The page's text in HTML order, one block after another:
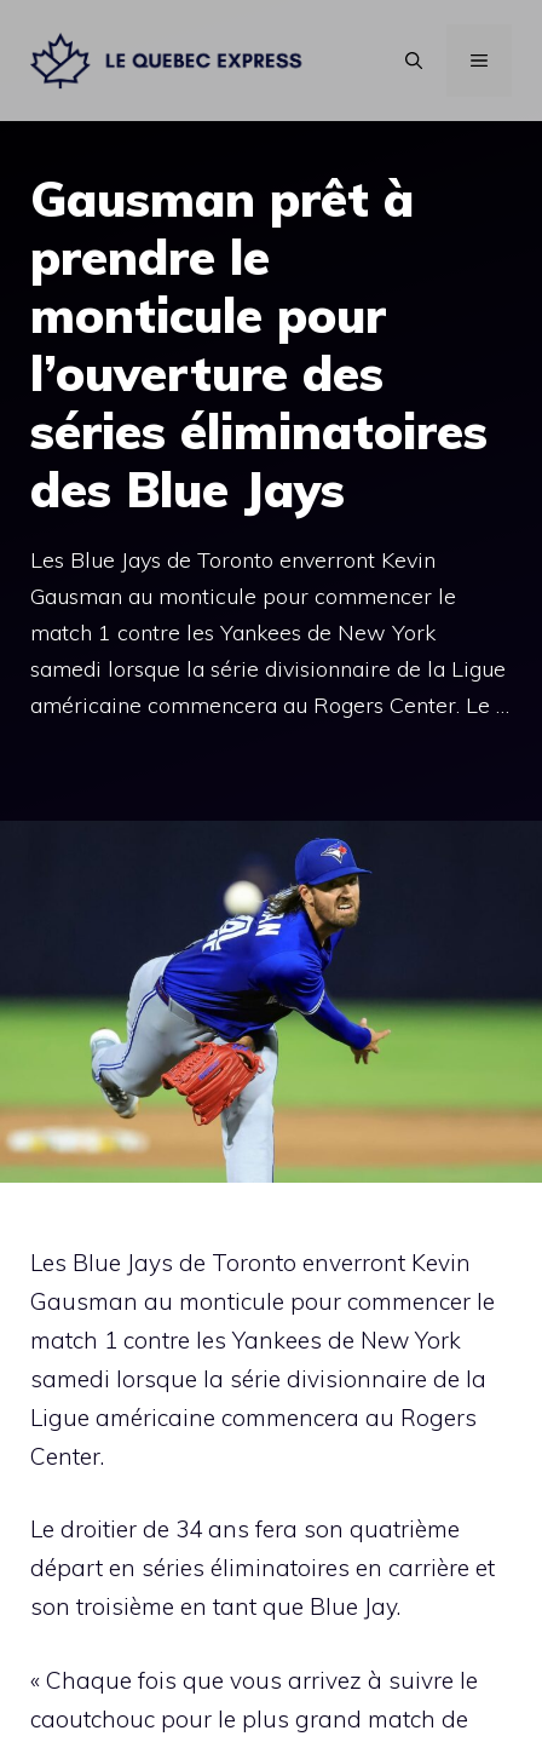
contenu
MENU
Gausman prêt à
prendre le
monticule pour
l’ouverture des
séries éliminatoires
des Blue Jays
Les Blue Jays de Toronto enverront Kevin
Gausman au monticule pour commencer le
match 1 contre les Yankees de New York
samedi lorsque la série divisionnaire de la Ligue
américaine commencera au Rogers Center. Le …
Les Blue Jays de Toronto enverront Kevin
Gausman au monticule pour commencer le
match 1 contre les Yankees de New York
samedi lorsque la série divisionnaire de la
Ligue américaine commencera au Rogers
Center.
Le droitier de 34 ans fera son quatrième
départ en séries éliminatoires en carrière et
son troisième en tant que Blue Jay.
« Chaque fois que vous arrivez à suivre le
caoutchouc pour le plus grand match de